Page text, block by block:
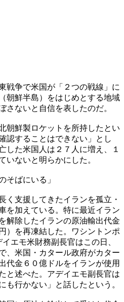
戦争で米国が「２つの戦線」に
朝鮮半島）をはじめとする地域
さないと自信を表したのだ。
朝鮮製ロケットを所持したとい
認することはできない」とし
した米国人は２７人に増え、１
いないと明らかにした。
そばにいる」
く支援してきたイランを孤立・
を加えている。特に最近イラン
解除したイランの原油輸出代金
）を再凍結した。ワシントンポ
エモ米財務副長官はこの日、
、米国・カタール政府がカター
代金６０億ドルをイランが使用
と述べた。アデイエモ副長官は
も行かない」と話したという。